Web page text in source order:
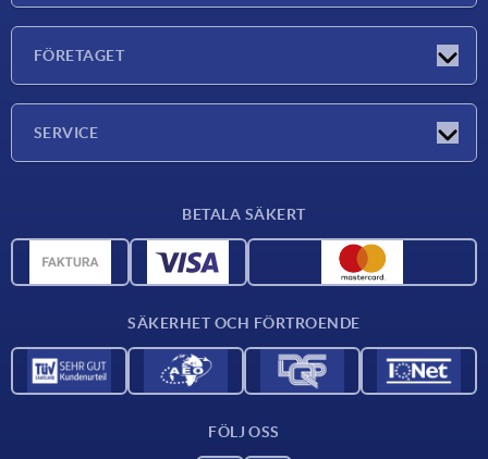
FÖRETAGET
SERVICE
CAD-data
BETALA SÄKERT
SÄKERHET OCH FÖRTROENDE
FÖLJ OSS